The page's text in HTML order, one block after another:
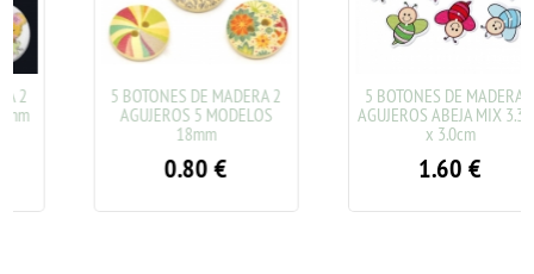
5 BOTONES DE MADERA 2
AGUJEROS 5 MODELOS
€
5 BOTONES DE MADERA 2
AGUJEROS ABEJA MIX 3.3cm
€